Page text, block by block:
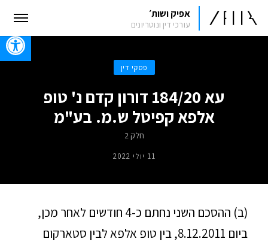
אפיק ושות׳
עורכי דין ונוטריונים
פסקי דין
עא 184/20 דורון קדם נ' טופ
אלפא קפיטל ש.מ. בע"מ
חלק 2
11 יולי 2022
(ב) ההסכם השני נחתם כ-4 חודשים לאחר מכן,
ביום 8.12.2011, בין טופ אלפא לבין סטארקום